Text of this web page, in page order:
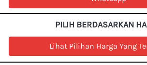
PILIH BERDASARKAN
`Lihat Pilihan Harga Yang